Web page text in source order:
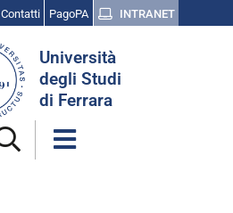
Contatti PagoPA INTRANET
Università
degli Studi
di Ferrara